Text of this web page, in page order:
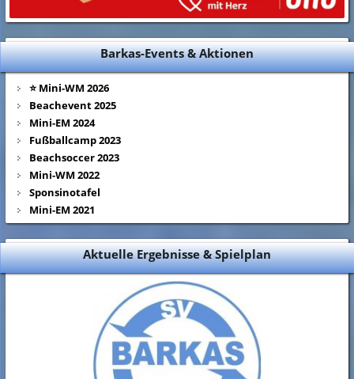
Barkas-Events & Aktionen
⭐ Mini-WM 2026
Beachevent 2025
Mini-EM 2024
Fußballcamp 2023
Beachsoccer 2023
Mini-WM 2022
Sponsinotafel
Mini-EM 2021
Aktuelle Ergebnisse & Spielplan